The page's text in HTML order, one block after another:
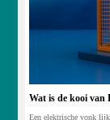
Wat is de kooi van
Een elektrische vonk